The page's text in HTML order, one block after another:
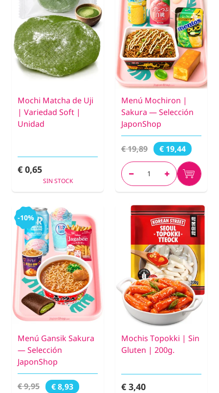
Mochi Matcha de Uji
| Variedad Soft |
Unidad
€ 0,65
SIN STOCK
Menú Mochiron |
Sakura — Selección
JaponShop
€ 19,89 € 19,44
-10%
Menú Gansik Sakura
— Selección
JaponShop
€ 9,95 € 8,93
Mochis Topokki | Sin
Gluten | 200g.
€ 3,40